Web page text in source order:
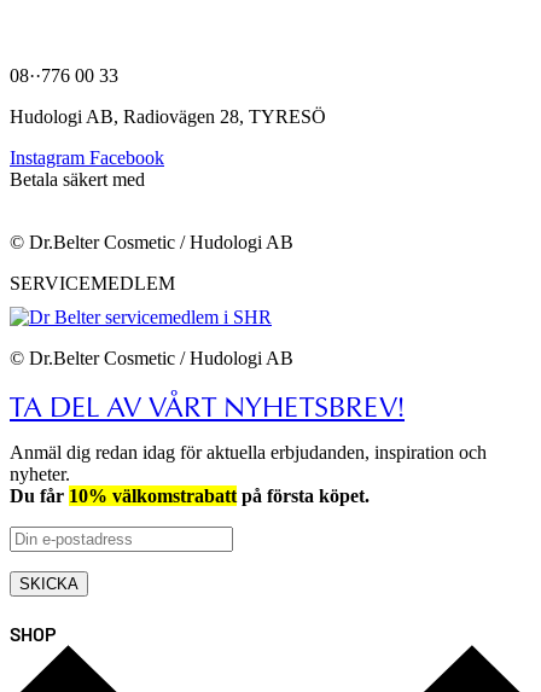
08··776 00 33
Hudologi AB, Radiovägen 28, TYRESÖ
Instagram Facebook
Betala säkert med
© Dr.Belter Cosmetic / Hudologi AB
SERVICEMEDLEM
© Dr.Belter Cosmetic / Hudologi AB
TA DEL AV VÅRT NYHETSBREV!
Anmäl dig redan idag för aktuella erbjudanden, inspiration och
nyheter.
Du får 10% välkomstrabatt på första köpet.
SHOP